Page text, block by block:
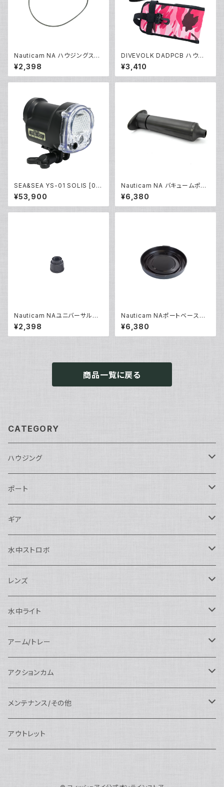
Nauticam NA ハウジングスペ
アOリング90139 [20865]
¥2,398
DIVEVOLK DADPCB ハウジ
ング専用ケース [70180/7018
1]
¥3,410
SEA&SEA YS-01 SOLIS [03
124]
¥53,900
Nauticam NA バキュームポン
プ [20671]
¥6,380
Nauticam NAユニバーサルオ
プティカルファイバーコネクター
NA [部品]
¥2,398
Nauticam NAポートベースリ
アキャップ [20307]
¥6,380
商品一覧に戻る
CATEGORY
ハウジング
Nikon用
Nauticam
SEA&SEA
Canon用
Nauticam
SEA&SEA
Sony用
Nautciam
SEA&SEA
OM SYSTEM用
Nauticam
AOI
Panasonic用
Nauticam
FUJIFILM用
Nauticam
Nauticam
Nikon用
Canon用
SEA&SEA
Sony用
AOI
ポート
Nauticam
N120ドームポート
N120マクロポート
N100エクステンションリング
N100マウントコンバーター
SEA&SEA
ドームポート
マクロポート
AOI
ドームポート
フラットポート
FIX
アクセサリー
Athena
ドームポート
ギア
AOI
OM SYSTEM用
Nauticam
SEA&SEA
水中ストロボ
SEA&SEA
アクセサリー
AOI
アクセサリー
アクセサリー
weefine
アクセサリー
レンズ
マクロコンバージョンレンズ
Nauticam
AOI
ワイドコンバージョンレンズ
Nauticam
AOI
ワイドアングルコンバージョンポート
Nauticam
レンズオプション
AOI
水中ライト
大光量 3000ルーメン以上
リングライト
FIX
オプション
weefine
アーム/トレー
アーム
SEA&SEA
Nauticam
フロートアーム
Nauticam
クランプ
アクションカム
レンズ
AOI
グリップ/トレー/アーム
メンテナンス/その他
SEA&SEA
アウトレット